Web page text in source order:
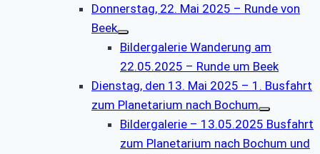
Donnerstag, 22. Mai 2025 – Runde von
Beek
Bildergalerie Wanderung am
22.05.2025 – Runde um Beek
Dienstag, den 13. Mai 2025 – 1. Busfahrt
zum Planetarium nach Bochum
Bildergalerie – 13.05.2025 Busfahrt
zum Planetarium nach Bochum und